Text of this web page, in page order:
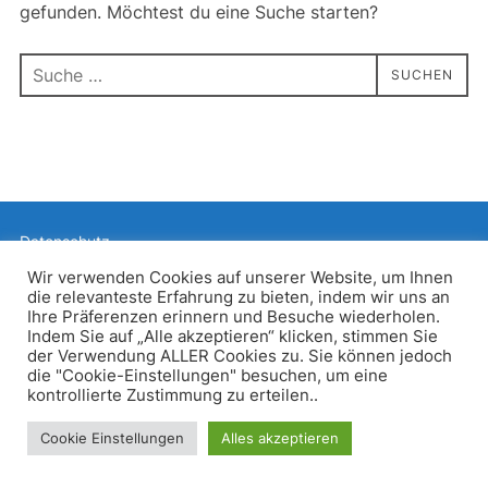
gefunden. Möchtest du eine Suche starten?
Suchen
nach:
SUCHEN
Datenschutz
Inspiro WordPress Theme von WPZOOM
Wir verwenden Cookies auf unserer Website, um Ihnen
die relevanteste Erfahrung zu bieten, indem wir uns an
Ihre Präferenzen erinnern und Besuche wiederholen.
Indem Sie auf „Alle akzeptieren“ klicken, stimmen Sie
der Verwendung ALLER Cookies zu. Sie können jedoch
die "Cookie-Einstellungen" besuchen, um eine
kontrollierte Zustimmung zu erteilen..
Cookie Einstellungen Alles akzeptieren